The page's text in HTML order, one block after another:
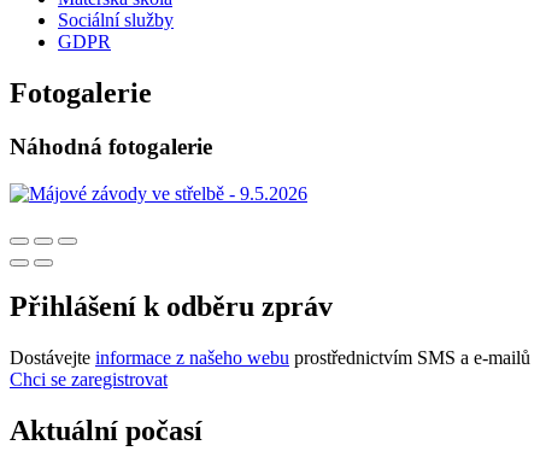
Sociální služby
GDPR
Fotogalerie
Náhodná fotogalerie
Přihlášení k odběru zpráv
Dostávejte informace z našeho webu prostřednictvím SMS a e-mailů
Chci se zaregistrovat
Aktuální počasí